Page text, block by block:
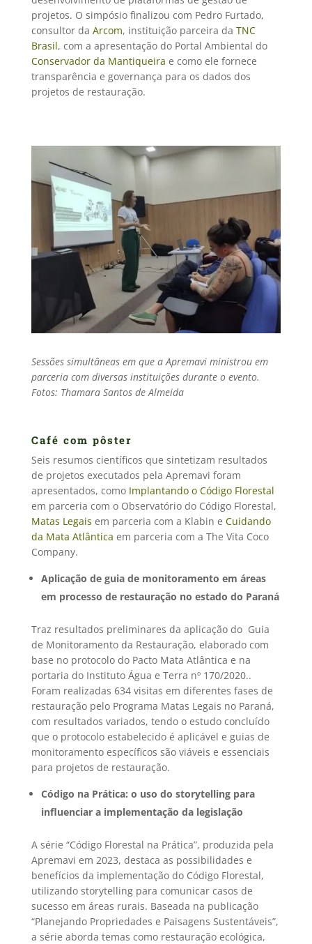
projetos. O simpósio finalizou com Pedro Furtado,
consultor da Arcom, instituição parceira da TNC
Brasil, com a apresentação do Portal Ambiental do
Conservador da Mantiqueira e como ele fornece
transparência e governança para os dados dos
projetos de restauração.
Sessões simultâneas em que a Apremavi ministrou em
parceria com diversas instituições durante o evento.
Fotos: Thamara Santos de Almeida
Café com pôster
Seis resumos científicos que sintetizam resultados
de projetos executados pela Apremavi foram
apresentados, como Implantando o Código Florestal
em parceria com o Observatório do Código Florestal,
Matas Legais em parceria com a Klabin e Cuidando
da Mata Atlântica em parceria com a The Vita Coco
Company.
Aplicação de guia de monitoramento em áreas
em processo de restauração no estado do Paraná
Traz resultados preliminares da aplicação do Guia
de Monitoramento da Restauração, elaborado com
base no protocolo do Pacto Mata Atlântica e na
portaria do Instituto Água e Terra nº 170/2020..
Foram realizadas 634 visitas em diferentes fases de
restauração pelo Programa Matas Legais no Paraná,
com resultados variados, tendo o estudo concluído
que o protocolo estabelecido é aplicável e guias de
monitoramento específicos são viáveis e essenciais
para projetos de restauração.
Código na Prática: o uso do storytelling para
influenciar a implementação da legislação
A série “Código Florestal na Prática”, produzida pela
Apremavi em 2023, destaca as possibilidades e
benefícios da implementação do Código Florestal,
utilizando storytelling para comunicar casos de
sucesso em áreas rurais. Baseada na publicação
“Planejando Propriedades e Paisagens Sustentáveis”,
a série aborda temas como restauração ecológica,